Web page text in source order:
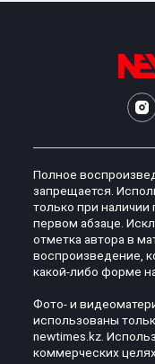
Полное
запрещается.
только при наличии
первом абзаце.
отметка автора в
воспроизведение,
какой-либо форме
Фото- и
использованы
newtimes.kz.
коммерческих